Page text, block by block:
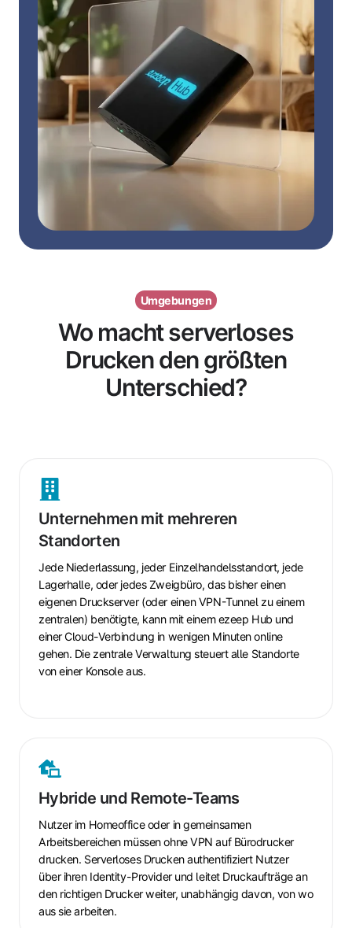
Umgebungen
Wo macht serverloses
Drucken den größten
Unterschied?
Unternehmen mit mehreren
Standorten
Jede Niederlassung, jeder Einzelhandelsstandort, jede
Lagerhalle, oder jedes Zweigbüro, das bisher einen
eigenen Druckserver (oder einen VPN-Tunnel zu einem
zentralen) benötigte, kann mit einem ezeep Hub und
einer Cloud-Verbindung in wenigen Minuten online
gehen. Die zentrale Verwaltung steuert alle Standorte
von einer Konsole aus.
Unternehmen
mit
mehreren
Standorten
Hybride und Remote-Teams
Nutzer im Homeoffice oder in gemeinsamen
Arbeitsbereichenmüssen ohne VPN auf Bürodrucker
drucken. Serverloses Drucken authentifiziert Nutzer
über ihren Identity-Provider und leitet Druckaufträge an
den richtigen Drucker weiter, unabhängig davon, von wo
aus sie arbeiten.
Hybride
Remote-
Teams